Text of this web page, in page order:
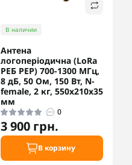
В наличии
Антена
логоперіодична (LoRa
РЕБ РЕР) 700-1300 МГц,
8 дБ, 50 Ом, 150 Вт, N-
female, 2 кг, 550x210x35
мм
0
3 900 грн.
В корзину